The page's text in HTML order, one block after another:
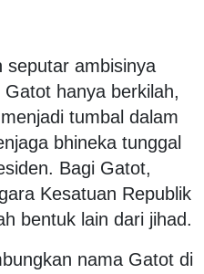
seputar ambisinya
hanya berkilah,
tumbal dalam
bhineka tunggal
Bagi Gatot,
Kesatuan Republik
bentuk lain dari jihad.
nama Gatot di